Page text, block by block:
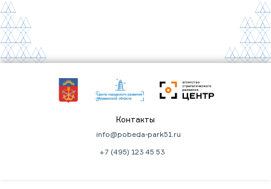
Контакты
info@pobeda-park51.ru
+7 (495) 123 45 53